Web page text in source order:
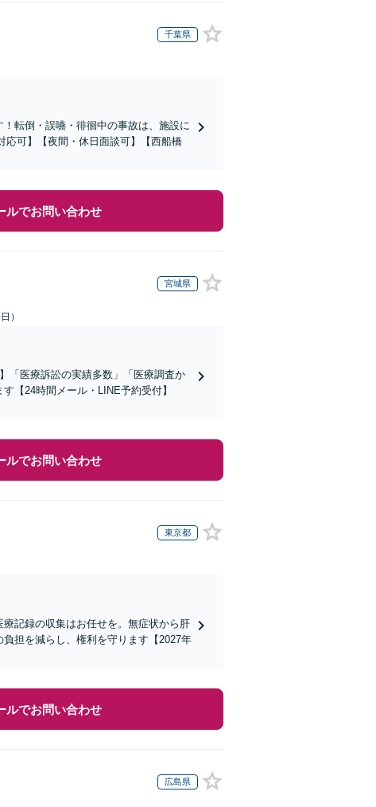
千葉県
転倒・誤嚥・徘徊中の事故は、施設に
応可】【夜間・休日面談可】【西船橋
ルでお問い合わせ
宮城県
）
「医療訴訟の実績多数」「医療調査か
【24時間メール・LINE予約受付】
ルでお問い合わせ
東京都
記録の収集はお任せを。無症状から肝
担を減らし、権利を守ります【2027年
ルでお問い合わせ
広島県